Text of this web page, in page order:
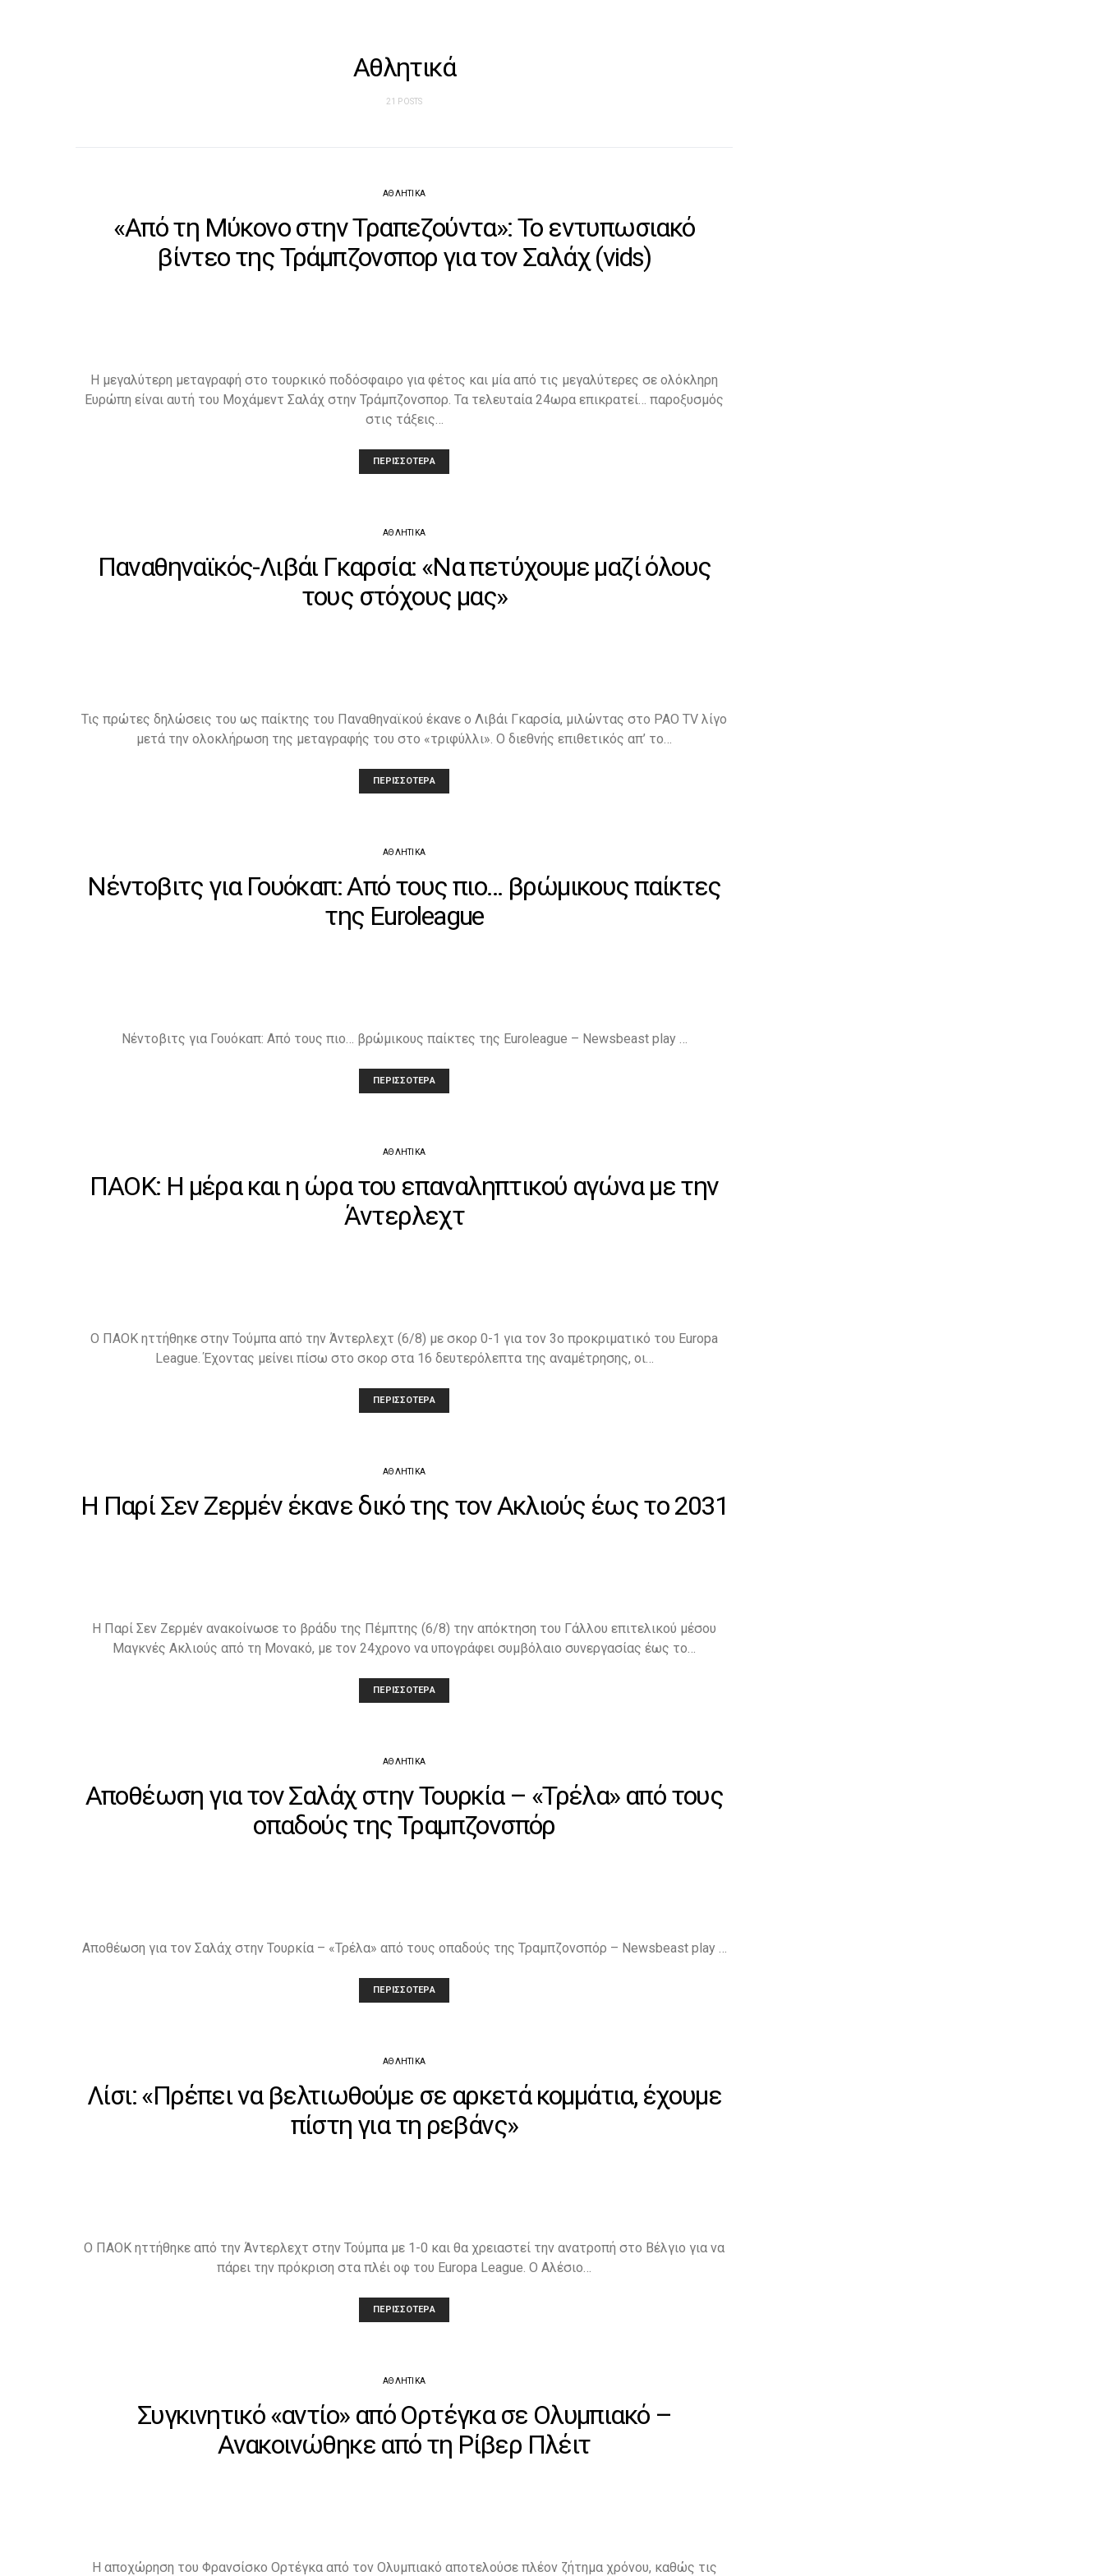
Αθλητικά
21 POSTS
ΑΘΛΗΤΙΚΆ
«Από τη Μύκονο στην Τραπεζούντα»: Το εντυπωσιακό
βίντεο της Τράμπζονσπορ για τον Σαλάχ (vids)
Η μεγαλύτερη μεταγραφή στο τουρκικό ποδόσφαιρο για φέτος και μία από τις μεγαλύτερες σε ολόκληρη
Ευρώπη είναι αυτή του Μοχάμεντ Σαλάχ στην Τράμπζονσπορ. Τα τελευταία 24ωρα επικρατεί… παροξυσμός
στις τάξεις…
ΠΕΡΙΣΣΌΤΕΡΑ
ΑΘΛΗΤΙΚΆ
Παναθηναϊκός-Λιβάι Γκαρσία: «Να πετύχουμε μαζί όλους
τους στόχους μας»
Τις πρώτες δηλώσεις του ως παίκτης του Παναθηναϊκού έκανε ο Λιβάι Γκαρσία, μιλώντας στο PAO TV λίγο
μετά την ολοκλήρωση της μεταγραφής του στο «τριφύλλι». Ο διεθνής επιθετικός απ’ το…
ΠΕΡΙΣΣΌΤΕΡΑ
ΑΘΛΗΤΙΚΆ
Νέντοβιτς για Γουόκαπ: Από τους πιο… βρώμικους παίκτες
της Euroleague
Νέντοβιτς για Γουόκαπ: Από τους πιο… βρώμικους παίκτες της Euroleague – Newsbeast play …
ΠΕΡΙΣΣΌΤΕΡΑ
ΑΘΛΗΤΙΚΆ
ΠΑΟΚ: Η μέρα και η ώρα του επαναληπτικού αγώνα με την
Άντερλεχτ
Ο ΠΑΟΚ ηττήθηκε στην Τούμπα από την Άντερλεχτ (6/8) με σκορ 0-1 για τον 3ο προκριματικό του Europa
League. Έχοντας μείνει πίσω στο σκορ στα 16 δευτερόλεπτα της αναμέτρησης, οι…
ΠΕΡΙΣΣΌΤΕΡΑ
ΑΘΛΗΤΙΚΆ
H Παρί Σεν Ζερμέν έκανε δικό της τον Ακλιούς έως το 2031
Η Παρί Σεν Ζερμέν ανακοίνωσε το βράδυ της Πέμπτης (6/8) την απόκτηση του Γάλλου επιτελικού μέσου
Μαγκνές Ακλιούς από τη Μονακό, με τον 24χρονο να υπογράφει συμβόλαιο συνεργασίας έως το…
ΠΕΡΙΣΣΌΤΕΡΑ
ΑΘΛΗΤΙΚΆ
Αποθέωση για τον Σαλάχ στην Τουρκία – «Τρέλα» από τους
οπαδούς της Τραμπζονσπόρ
Αποθέωση για τον Σαλάχ στην Τουρκία – «Τρέλα» από τους οπαδούς της Τραμπζονσπόρ – Newsbeast play …
ΠΕΡΙΣΣΌΤΕΡΑ
ΑΘΛΗΤΙΚΆ
Λίσι: «Πρέπει να βελτιωθούμε σε αρκετά κομμάτια, έχουμε
πίστη για τη ρεβάνς»
Ο ΠΑΟΚ ηττήθηκε από την Άντερλεχτ στην Τούμπα με 1-0 και θα χρειαστεί την ανατροπή στο Βέλγιο για να
πάρει την πρόκριση στα πλέι οφ του Europa League. O Αλέσιο…
ΠΕΡΙΣΣΌΤΕΡΑ
ΑΘΛΗΤΙΚΆ
Συγκινητικό «αντίο» από Ορτέγκα σε Ολυμπιακό –
Ανακοινώθηκε από τη Ρίβερ Πλέιτ
Η αποχώρηση του Φρανσίσκο Ορτέγκα από τον Ολυμπιακό αποτελούσε πλέον ζήτημα χρόνου, καθώς τις